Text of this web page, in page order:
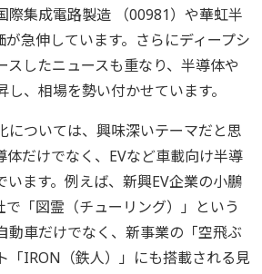
際集成電路製造 （00981）や華虹半
急伸しています。さらにディープシ
スしたニュースも重なり、半導体や
、相場を勢い付かせています。
については、興味深いテーマだと思
体だけでなく、EVなど車載向け半導
います。例えば、新興EV企業の小鵬
「図霊（チューリング）」という
動車だけでなく、新事業の「空飛ぶ
「IRON（鉄人）」にも搭載される見